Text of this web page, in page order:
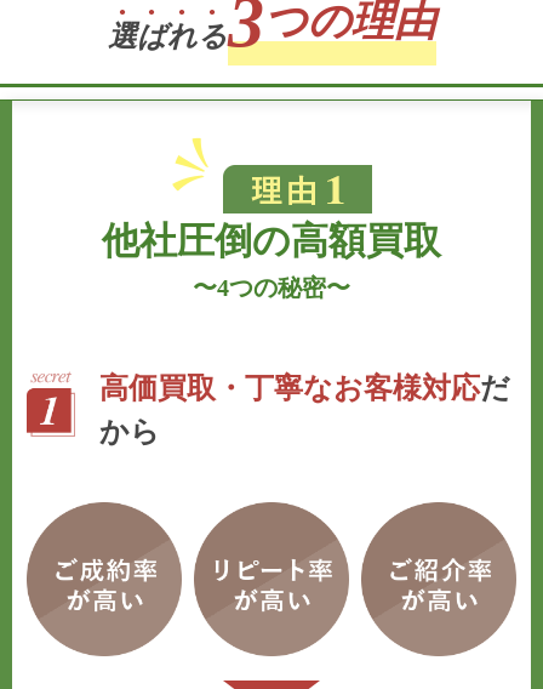
選ばれる3つの理由
他社圧倒の高額買取
〜4つの秘密〜
高価買取・丁寧なお客様対応だ
から